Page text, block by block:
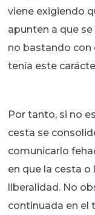
viene exigiendo
apunten a que
no bastando con
tenía este
Por tanto, si no
cesta se
comunicarlo
en que la cesta
liberalidad. No
continuada en el